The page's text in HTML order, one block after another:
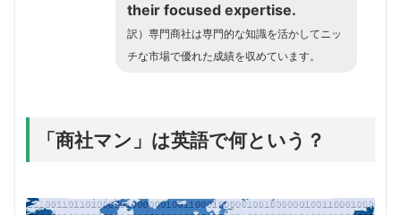
their focused expertise.
訳）専門商社は専門的な知識を活かしてニッ
チな市場で優れた成績を収めています。
「商社マン」は英語で何という？